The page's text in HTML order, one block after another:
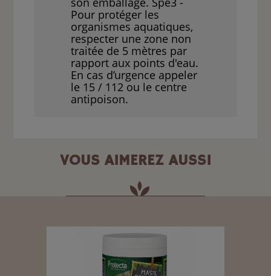
Pour protéger les
organismes aquatiques,
respecter une zone non
traitée de 5 mètres par
rapport aux points d'eau.
En cas d’urgence appeler
le 15 / 112 ou le centre
antipoison.
VOUS AIMEREZ AUSSI